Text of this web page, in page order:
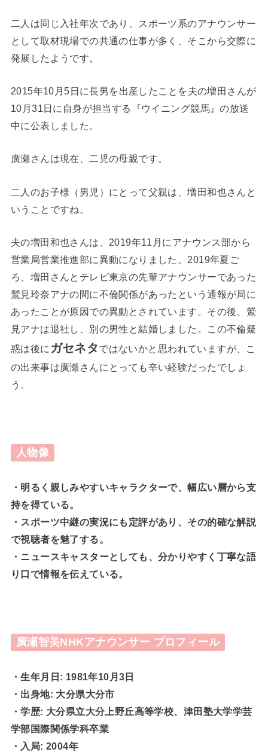
二人は同じ入社年次であり、スポーツ系のアナウンサー
として取材現場での共通の仕事が多く、そこから交際に
発展したようです。
2015年10月5日に長男を出産したことを夫の増田さんが
10月31日に自身が担当する『ウイニング競馬』の放送
中に公表しました。
廣瀬さんは現在、二児の母親です。
二人のお子様（男児）にとって父親は、増田和也さんと
いうことですね。
夫の増田和也さんは、2019年11月にアナウンス部から
営業局営業推進部に異動になりました。2019年夏ご
ろ、増田さんとテレビ東京の先輩アナウンサーであった
鷲見玲奈アナの間に不倫関係があったという通報が局に
あったことが原因での異動とされています。その後、鷲
見アナは退社し、別の男性と結婚しました。この不倫疑
惑は後に ガセネタではないかと思われていますが、こ
の出来事は廣瀬さんにとっても辛い経験だったでしょ
う。
人物像
・明るく親しみやすいキャラクターで、幅広い層から支
持を得ている。
・スポーツ中継の実況にも定評があり、その的確な解説
で視聴者を魅了する。
・ニュースキャスターとしても、分かりやすく丁寧な語
り口で情報を伝えている。
廣瀬智美NHKアナウンサー プロフィール
・生年月日: 1981年10月3日
・出身地: 大分県大分市
・学歴: 大分県立大分上野丘高等学校、津田塾大学学芸
学部国際関係学科卒業
・入局: 2004年